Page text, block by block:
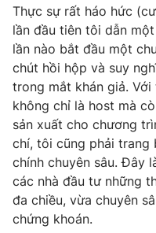
Góc doanh nghiệp
Truyền hình
Phim VTV
Hậu trường
Nhân vật
Khán giả
Giải sao mai
Giải trí
Điện ảnh
Âm nhạc
Sao
Đời sống
Du lịch
Làm đẹp
Chất lượng cuộc sống
Giáo dục
Tuyển sinh
Học trực tuyến
Công nghệ
Hitech Công nghệ tương
Thực sự rất háo hức
lần đầu tiên tôi dẫn
lần nào bắt đầu một
chút hồi hộp và suy
trong mắt khán giả. Với
không chỉ là host mà
sản xuất cho chương
chí, tôi cũng phải trang
chính chuyên sâu. Đây
các nhà đầu tư những
đa chiều, vừa chuyên
chứng khoán.